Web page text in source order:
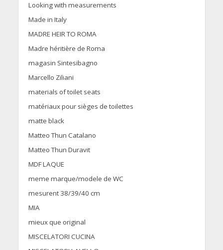
Looking with measurements
Made in Italy
MADRE HEIR TO ROMA
Madre héritière de Roma
magasin Sintesibagno
Marcello Ziliani
materials of toilet seats
matériaux pour sièges de toilettes
matte black
Matteo Thun Catalano
Matteo Thun Duravit
MDF LAQUE
meme marque/modele de WC
mesurent 38/39/40 cm
MIA
mieux que original
MISCELATORI CUCINA